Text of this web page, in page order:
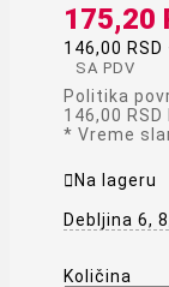
175,20
146,00 RSD
SA PDV
Politika
146,00 RSD
* Vreme
 Na lageru
Debljina 6,
Količina